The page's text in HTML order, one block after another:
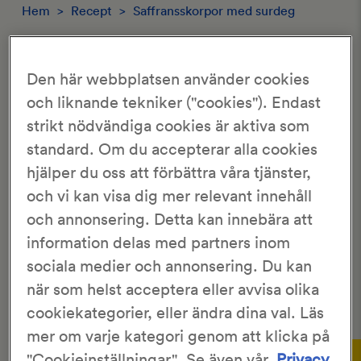
Hem > Recept > Saffransskorpor med surdeg
4 tim
Goda skorpor som kan bakas i god tid före jul. Prova
gärna att baka skorpor i olika former, både stora eller
små. Du kan också stansa ut små ”bullbitar” med
pepparkaksformer såsom stjärnor och hjärtan. Mycket
trevligt och uppskattat att servera!
3.26/5
460 Röster
Gör så här:
Den här webbplatsen använder cookies
och liknande tekniker ("cookies"). Endast
strikt nödvändiga cookies är aktiva som
standard. Om du accepterar alla cookies
hjälper du oss att förbättra våra tjänster,
och vi kan visa dig mer relevant innehåll
och annonsering. Detta kan innebära att
information delas med partners inom
sociala medier och annonsering. Du kan
när som helst acceptera eller avvisa olika
cookiekategorier, eller ändra dina val. Läs
mer om varje kategori genom att klicka på